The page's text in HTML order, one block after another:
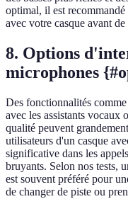
optimal, il est
avec votre casque avant de
8. Options
microphones
Des fonctionnalités
avec les assistants vocaux
qualité peuvent
utilisateurs d'un casque
significative dans les
bruyants. Selon nos tests,
est souvent préféré pour
de changer de piste ou